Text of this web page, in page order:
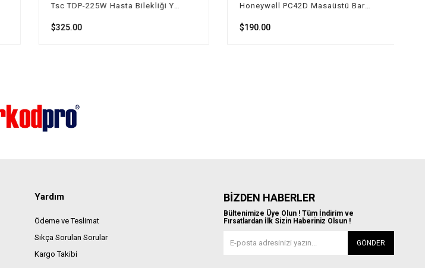
Tsc TDP-225W Hasta Bilekliği Yazıcısı
$325.00
Honeywell PC42D Masaüstü Barkod Etiket Yazıcı
$190.00
Yardım
Ödeme ve Teslimat
Sıkça Sorulan Sorular
Kargo Takibi
BIZDEN HABERLER
Bültenimize Üye Olun ! Tüm İndirim ve
Fırsatlardan İlk Sizin Haberiniz Olsun !
GÖNDER